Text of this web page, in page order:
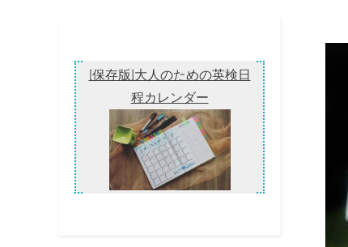
[保存版]大人のための英検日
程カレンダー